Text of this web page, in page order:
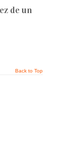
de un
Back to Top